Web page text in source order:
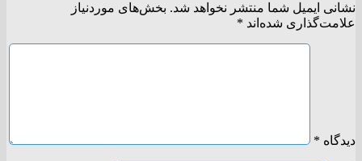
نشانی ایمیل شما منتشر نخواهد شد. بخش‌های موردنیاز
علامت‌گذاری شده‌اند *
دیدگاه *